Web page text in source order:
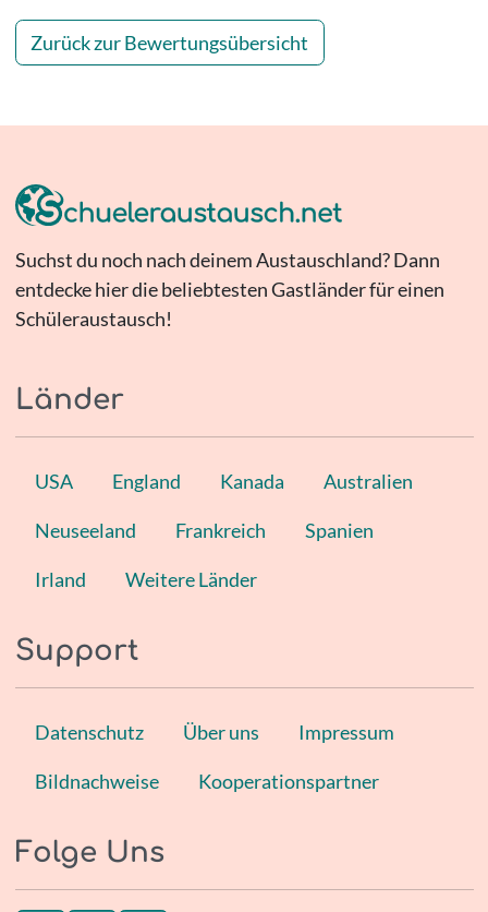
Zurück zur Bewertungsübersicht
Suchst du noch nach deinem Austauschland? Dann
entdecke hier die beliebtesten Gastländer für einen
Schüleraustausch!
Länder
USA England Kanada Australien
Neuseeland Frankreich Spanien
Irland Weitere Länder
Support
Datenschutz Über uns Impressum
Bildnachweise Kooperationspartner
Folge Uns